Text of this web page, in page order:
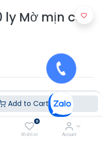
Add to Cart
0
Wishlist Account
ly Mờ mịn cao
hàng